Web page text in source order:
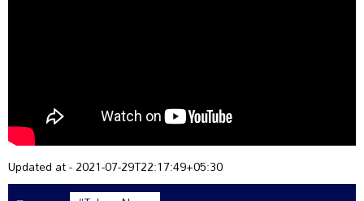
Updated at - 2021-07-29T22:17:49+05:30